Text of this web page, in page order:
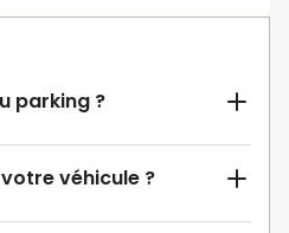
parking ?
véhicule ?